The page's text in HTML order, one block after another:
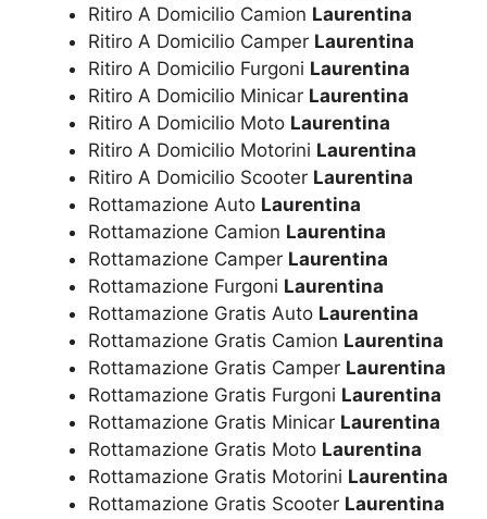
Ritiro A Domicilio Camion Laurentina
Ritiro A Domicilio Camper Laurentina
Ritiro A Domicilio Furgoni Laurentina
Ritiro A Domicilio Minicar Laurentina
Ritiro A Domicilio Moto Laurentina
Ritiro A Domicilio Motorini Laurentina
Ritiro A Domicilio Scooter Laurentina
Rottamazione Auto Laurentina
Rottamazione Camion Laurentina
Rottamazione Camper Laurentina
Rottamazione Furgoni Laurentina
Rottamazione Gratis Auto Laurentina
Rottamazione Gratis Camion Laurentina
Rottamazione Gratis Camper Laurentina
Rottamazione Gratis Furgoni Laurentina
Rottamazione Gratis Minicar Laurentina
Rottamazione Gratis Moto Laurentina
Rottamazione Gratis Motorini Laurentina
Rottamazione Gratis Scooter Laurentina